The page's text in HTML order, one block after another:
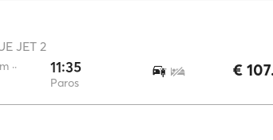
JET 2
·· 11:35
Paros
€